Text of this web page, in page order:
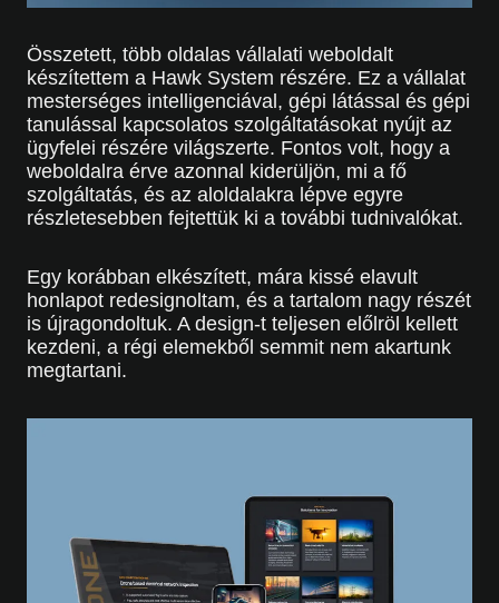
Összetett, több oldalas vállalati weboldalt
készítettem a Hawk System részére. Ez a vállalat
mesterséges intelligenciával, gépi látással és gépi
tanulással kapcsolatos szolgáltatásokat nyújt az
ügyfelei részére világszerte. Fontos volt, hogy a
weboldalra érve azonnal kiderüljön, mi a fő
szolgáltatás, és az aloldalakra lépve egyre
részletesebben fejtettük ki a további tudnivalókat.
Egy korábban elkészített, mára kissé elavult
honlapot redesignoltam, és a tartalom nagy részét
is újragondoltuk. A design-t teljesen előlröl kellett
kezdeni, a régi elemekből semmit nem akartunk
megtartani.